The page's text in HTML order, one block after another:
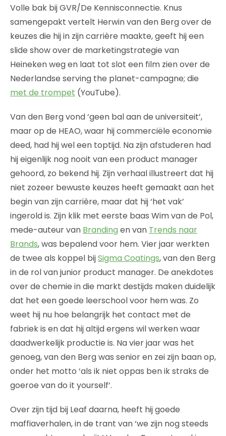
Volle bak bij GVR/De Kennisconnectie. Knus
samengepakt vertelt Herwin van den Berg over de
keuzes die hij in zijn carrière maakte, geeft hij een
slide show over de marketingstrategie van
Heineken weg en laat tot slot een film zien over de
Nederlandse serving the planet-campagne; die
met de trompet (YouTube).
Van den Berg vond ‘geen bal aan de universiteit’,
maar op de HEAO, waar hij commerciële economie
deed, had hij wel een toptijd. Na zijn afstuderen had
hij eigenlijk nog nooit van een product manager
gehoord, zo bekend hij. Zijn verhaal illustreert dat hij
niet zozeer bewuste keuzes heeft gemaakt aan het
begin van zijn carrière, maar dat hij ‘het vak’
ingerold is. Zijn klik met eerste baas Wim van de Pol,
mede-auteur van Branding en van Trends naar
Brands, was bepalend voor hem. Vier jaar werkten
de twee als koppel bijSigma Coatings, van den Berg
in de rol van junior product manager. De anekdotes
over de chemie in die markt destijds maken duidelijk
dat het een goede leerschool voor hem was. Zo
weet hij nu hoe belangrijk het contact met de
fabriek is en dat hij altijd ergens wil werken waar
daadwerkelijk productie is. Na vier jaar was het
genoeg, van den Berg was senior en zei zijn baan op,
onder het motto ‘als ik niet oppas ben ik straks de
goeroe van do it yourself’.
Over zijn tijd bij Leaf daarna, heeft hij goede
maffiaverhalen, in de trant van ‘we zijn nog steeds